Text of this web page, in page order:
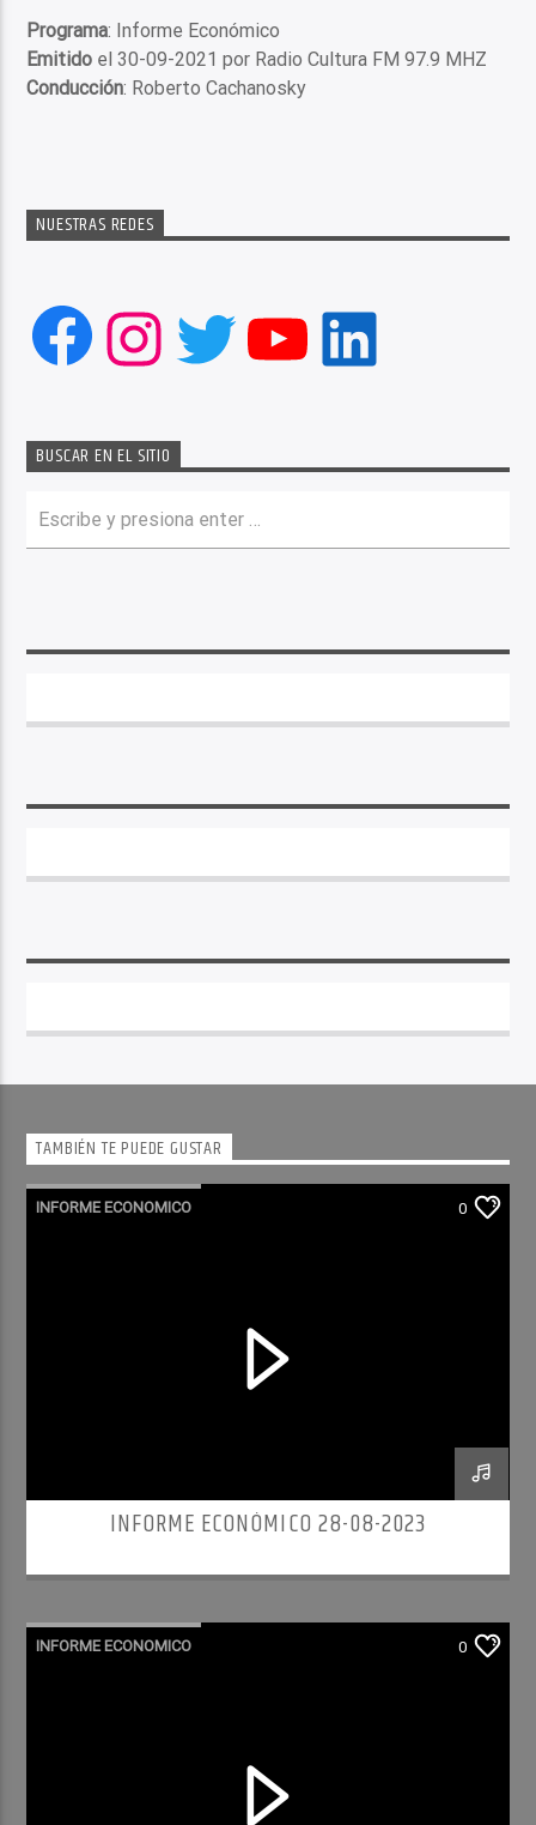
Programa: Informe Económico
Emitido el 30-09-2021 por Radio Cultura FM 97.9 MHZ
Conducción: Roberto Cachanosky
NUESTRAS REDES
Facebook
Instagram
Twitter
YouTube
LinkedIn
BUSCAR EN EL SITIO
TAMBIÉN TE PUEDE GUSTAR
INFORME ECONOMICO 0
INFORME ECONÓMICO 28-08-2023
INFORME ECONOMICO 0